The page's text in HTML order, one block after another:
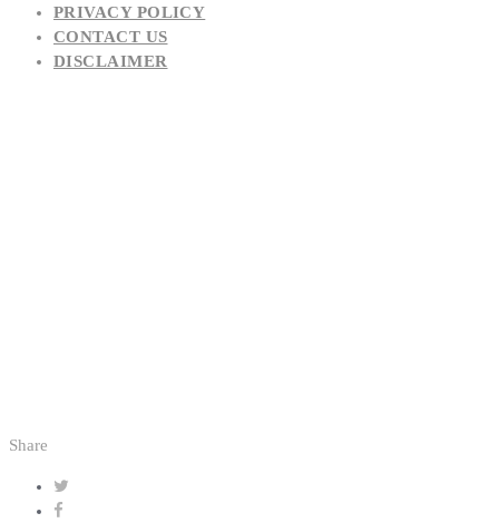
PRIVACY POLICY
CONTACT US
DISCLAIMER
Share